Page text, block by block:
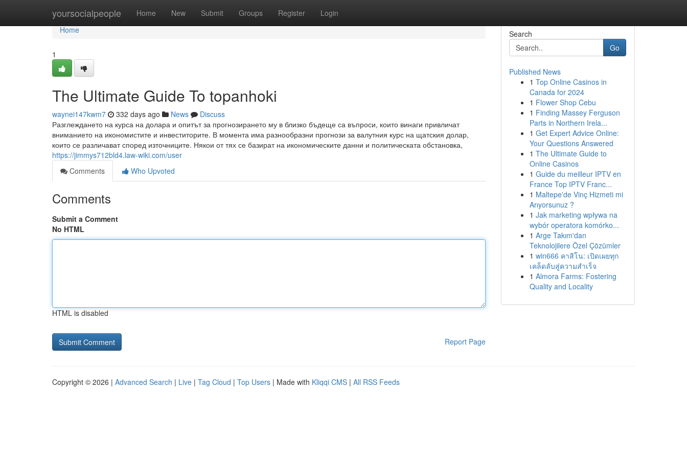
yoursocialpeople Home New Submit Groups Register Login
Home
Home
1
The Ultimate Guide To topanhoki
waynei147kwm7 332 days ago News
Discuss
Разглеждането на курса на долара и опитът за прогнозирането му в близко бъдеще са въпроси, които винаги привличат
вниманието на икономистите и инвеститорите. В момента има разнообразни прогнози за валутния курс на щатския долар,
които се различават според източниците. Някои от тях се базират на икономическите данни и политическата обстановка,
https://jimmys712bld4.law-wiki.com/user
Comments
Who Upvoted
Comments
Submit a Comment
No HTML
HTML is disabled
Report Page
Search
Go
Published News
1 Top Online Casinos in
Canada for 2024
1 Flower Shop Cebu
1 Finding Massey Ferguson
Parts in Northern Irela...
1 Get Expert Advice Online:
Your Questions Answered
1 The Ultimate Guide to
Online Casinos
1 Guide du meilleur IPTV en
France Top IPTV Franc...
1 Maltepe'de Vinç Hizmeti mi
Arıyorsunuz ?
1 Jak marketing wpływa na
wybór operatora komórko...
1 Arge Takım'dan
Teknolojilere Özel Çözümler
1 win666 คาสิโน: เปิดเผยทุก
เคล็ดลับสู่ความสำเร็จ
1 Almora Farms: Fostering
Quality and Locality
Copyright © 2026 | Advanced Search | Live | Tag Cloud | Top Users | Made with Kliqqi CMS | All RSS Feeds